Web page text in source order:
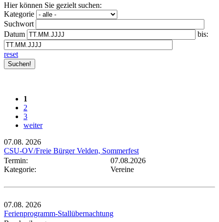
Hier können Sie gezielt suchen:
Kategorie
Suchwort
Datum
bis:
reset
1
2
3
weiter
07.08. 2026
CSU-OV/Freie Bürger Velden, Sommerfest
Termin:
07.08.2026
Kategorie:
Vereine
07.08. 2026
Ferienprogramm-Stallübernachtung